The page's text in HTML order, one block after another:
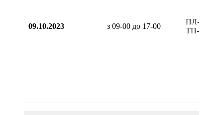
09.10.2023 з 09-00 до 17-00
ПЛ-0,4кВ
ТП-53